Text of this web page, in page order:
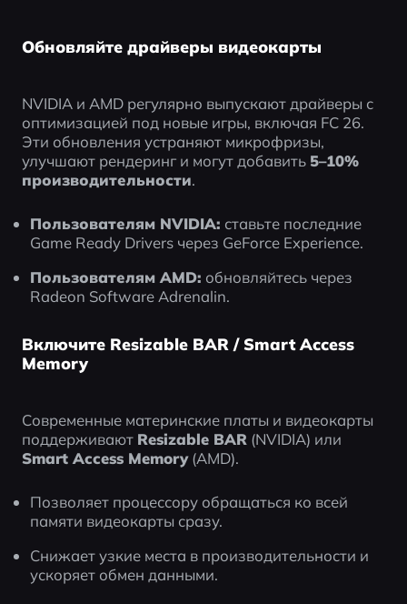
Обновляйте драйверы видеокарты
NVIDIA и AMD регулярно выпускают драйверы с
оптимизацией под новые игры, включая FC 26.
Эти обновления устраняют микрофризы,
улучшают рендеринг и могут добавить 5–10%
производительности.
Пользователям NVIDIA: ставьте последние
Game Ready Drivers через GeForce Experience.
Пользователям AMD: обновляйтесь через
Radeon Software Adrenalin.
Включите Resizable BAR / Smart Access
Memory
Современные материнские платы и видеокарты
поддерживают Resizable BAR
Smart Access Memory (AMD).
Позволяет процессору обращаться ко всей
памяти видеокарты сразу.
Снижает узкие места в производительности и
ускоряет обмен данными.